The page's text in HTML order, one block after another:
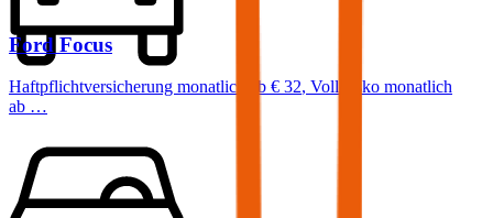
Ford Focus
Haftpflichtversicherung monatlich ab € 32, Vollkasko monatlich
ab …